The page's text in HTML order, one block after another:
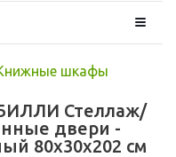
шкафы
БИЛЛИ Стеллаж/
двери -
80x30x202 см